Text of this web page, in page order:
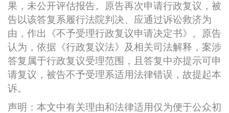
果，未公开评估报告。原告再次申请行政复议，被
告以该答复系履行法院判决、应通过诉讼救济为
由，作出《不予受理行政复议申请决定书》。原告
认为，依据《行政复议法》及相关司法解释，案涉
答复属于行政复议受理范围，且答复中亦提示可申
请复议，被告不予受理系适用法律错误，故提起本
诉。
声明：本文中有关理由和法律适用仅为便于公众初